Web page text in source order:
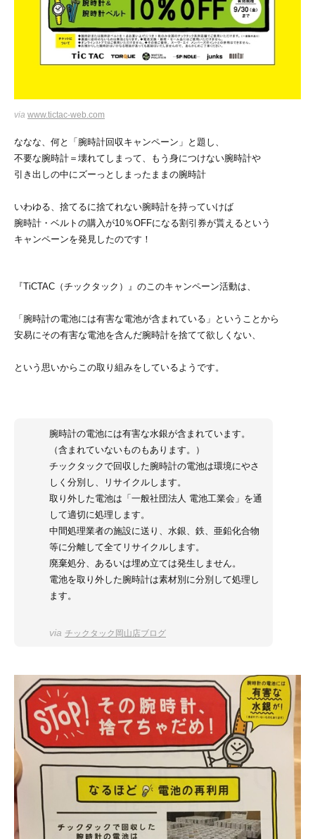
via www.tictac-web.com
ななな、何と「腕時計回収キャンペーン」と題し、
不要な腕時計＝壊れてしまって、もう身につけない腕時計や
引き出しの中にズーっとしまったままの腕時計
いわゆる、捨てるに捨てれない腕時計を持っていけば
腕時計・ベルトの購入が10％OFFになる割引券が貰えるという
キャンペーンを発見したのです！
『TiCTAC（チックタック）』のこのキャンペーン活動は、
「腕時計の電池には有害な電池が含まれている」ということから
安易にその有害な電池を含んだ腕時計を捨てて欲しくない、
という思いからこの取り組みをしているようです。
腕時計の電池には有害な水銀が含まれています。
（含まれていないものもあります。）
チックタックで回収した腕時計の電池は環境にやさ
しく分別し、リサイクルします。
取り外した電池は「一般社団法人 電池工業会」を通
して適切に処理します。
中間処理業者の施設に送り、水銀、鉄、亜鉛化合物
等に分離して全てリサイクルします。
廃棄処分、あるいは埋め立ては発生しません。
電池を取り外した腕時計は素材別に分別して処理し
ます。
via チックタック岡山店ブログ